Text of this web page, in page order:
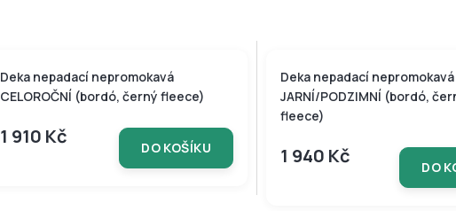
Deka nepadací nepromokavá
CELOROČNÍ (bordó, černý fleece)
1 910 Kč DO KOŠÍKU
Deka nepadací nepromokavá
JARNÍ/PODZIMNÍ (bordó,
fleece)
1 940 Kč DO